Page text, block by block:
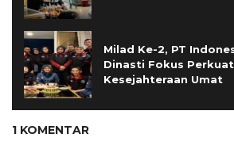
Milad Ke-2, PT
Dinasti Fokus
Kesejahteraan Umat
1 KOMENTAR